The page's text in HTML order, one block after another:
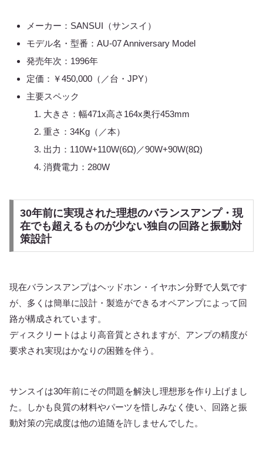
メーカー：SANSUI（サンスイ）
モデル名・型番：AU-07 Anniversary Model
発売年次：1996年
定価：￥450,000（／台・JPY）
主要スペック
大きさ：幅471x高さ164x奥行453mm
重さ：34Kg（／本）
出力：110W+110W(6Ω)／90W+90W(8Ω)
消費電力：280W
30年前に実現された理想のバランスアンプ・現
在でも超えるものが少ない独自の回路と振動対
策設計
現在バランスアンプはヘッドホン・イヤホン分野で人気です
が、多くは簡単に設計・製造ができるオペアンプによって回
路が構成されています。
ディスクリートはより高音質とされますが、アンプの精度が
要求され実現はかなりの困難を伴う。
サンスイは30年前にその問題を解決し理想形を作り上げまし
た。しかも良質の材料やパーツを惜しみなく使い、回路と振
動対策の完成度は他の追随を許しませんでした。